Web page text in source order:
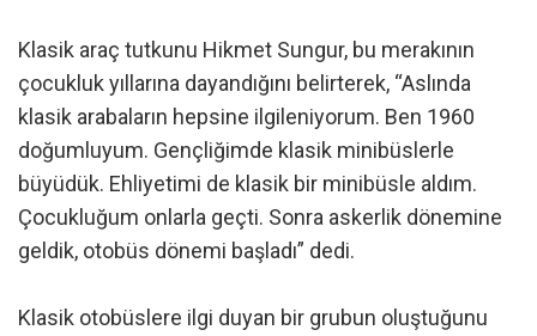
Klasik araç tutkunu Hikmet Sungur, bu merakının
çocukluk yıllarına dayandığını belirterek, “Aslında
klasik arabaların hepsine ilgileniyorum. Ben 1960
doğumluyum. Gençliğimde klasik minibüslerle
büyüdük. Ehliyetimi de klasik bir minibüsle aldım.
Çocukluğum onlarla geçti. Sonra askerlik dönemine
geldik, otobüs dönemi başladı” dedi.
Klasik otobüslere ilgi duyan bir grubun oluştuğunu